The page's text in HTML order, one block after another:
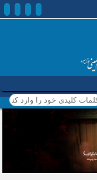
کلمات کلیدی خود را وارد
کنید